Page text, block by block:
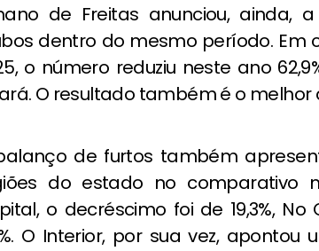
de Freitas anunciou, ainda,
dentro do mesmo período.
o número reduziu neste ano
O resultado também é o melhor
de furtos também
do estado no comparativo
o decréscimo foi de 19,3%,
O Interior, por sua vez, apontou